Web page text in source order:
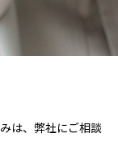
は、弊社にご相談